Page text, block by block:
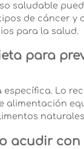
saludable
de cáncer y
para la salud.
para
específica. Lo
alimentación
acudir con